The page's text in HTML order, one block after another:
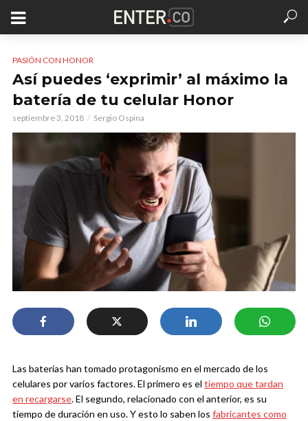
PASIÓN CON HONOR
Así puedes ‘exprimir’ al máximo la
batería de tu celular Honor
septiembre 3, 2018 Sergio Ospina
Las baterías han tomado protagonismo en el mercado de los
celulares por varios factores. El primero es el tiempo que tardan
en recargarse. El segundo, relacionado con el anterior, es su
tiempo de duración en uso. Y esto lo saben los fabricantes como